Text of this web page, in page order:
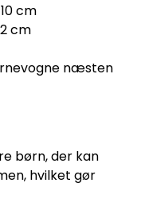
cm
cm
næsten
børn, der kan
hvilket gør